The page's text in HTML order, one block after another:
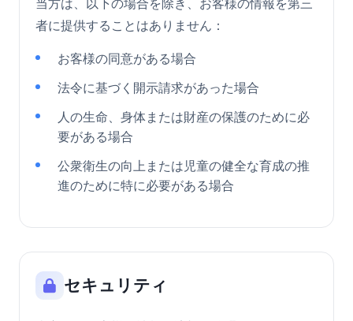
当方は、以下の場合を除き、お客様の情報を第三
者に提供することはありません：
お客様の同意がある場合
法令に基づく開示請求があった場合
人の生命、身体または財産の保護のために必
要がある場合
公衆衛生の向上または児童の健全な育成の推
進のために特に必要がある場合
セキュリティ